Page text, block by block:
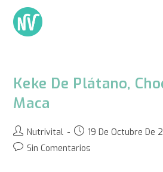
Keke De Plátano,
Maca
Nutrivital 19 De Octubre De
Sin Comentarios